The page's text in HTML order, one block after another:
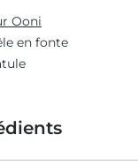
Ooni
en fonte